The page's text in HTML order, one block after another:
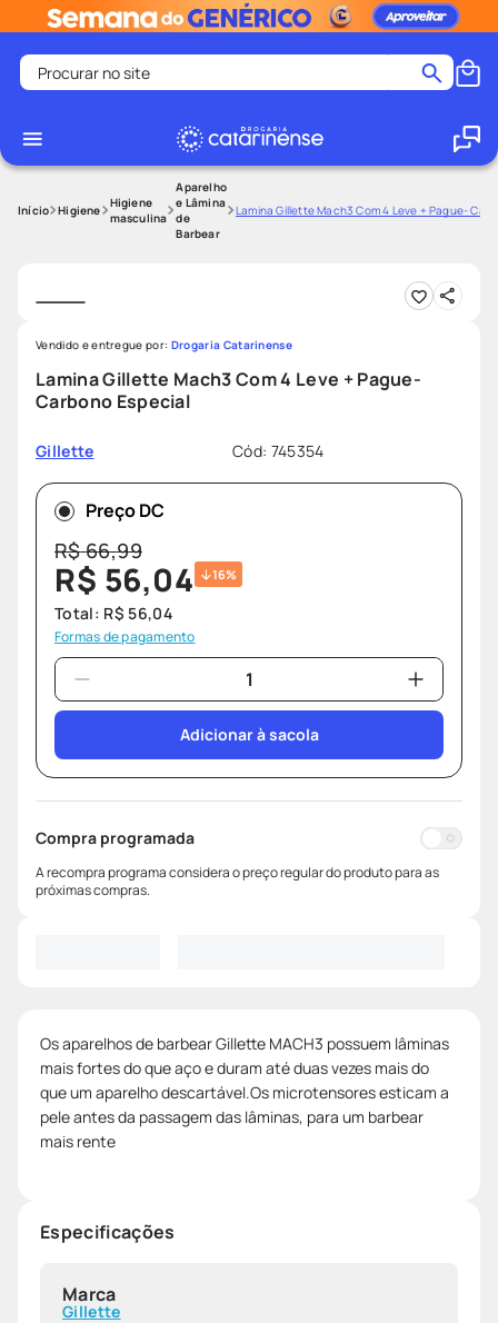
Procurar no site
1
shampoo
8º
desodorante
Higiene
Higiene
masculina
Aparelho
e Lâmina
de
Barbear
Lamina Gillette Mach3 Com 4 Leve + Pague-
Lamina Gillette Mach3 Com 4 Leve + Pague-
Carbono Especial
Gillette Cód: 745354
Vendido e entregue por: Drogaria Catarinense
Preço DC
R$66,99
R$ 56,04 16%
Total: R$ 56,04
Formas de pagamento
Adicionar à sacola
Compra programada
A recompra programa considera o preço regular do produto para as
próximas compras.
Os aparelhos de barbear Gillette MACH3 possuem lâminas
mais fortes do que aço e duram até duas vezes mais do
que um aparelho descartável.Os microtensores esticam a
pele antes da passagem das lâminas, para um barbear
mais rente
Especificações
Marca
Gillette